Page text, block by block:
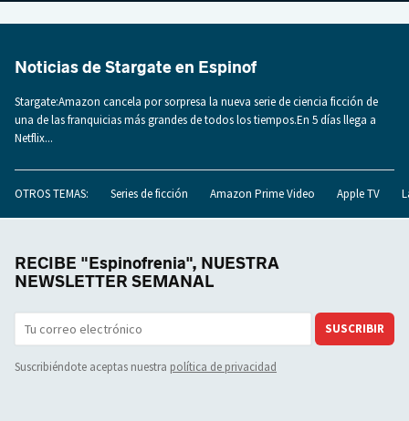
Noticias de Stargate en Espinof
Stargate:Amazon cancela por sorpresa la nueva serie de ciencia ficción de
una de las franquicias más grandes de todos los tiempos.En 5 días llega a
Netflix...
OTROS TEMAS: Series de ficción Amazon Prime Video Apple TV
RECIBE "Espinofrenia", NUESTRA
NEWSLETTER SEMANAL
SUSCRIBIR
Suscribiéndote aceptas nuestra política de privacidad